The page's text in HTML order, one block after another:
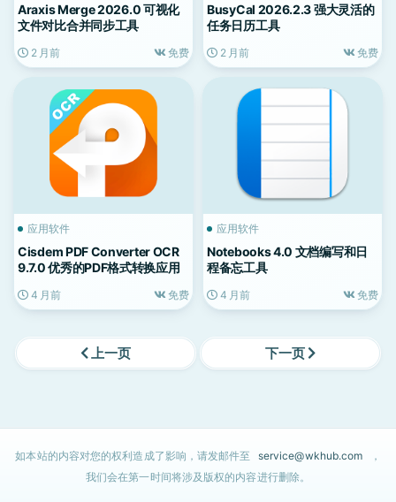
Araxis Merge 2026.0 可视化
文件对比合并同步工具
2 月前 免费
BusyCal 2026.2.3 强大灵活的
任务日历工具
2 月前 免费
应用软件
Cisdem PDF Converter OCR
9.7.0 优秀的PDF格式转换应用
4 月前 免费
应用软件
Notebooks 4.0 文档编写和日
程备忘工具
4 月前 免费
上一页 下一页
如本站的内容对您的权利造成了影响，请发邮件至 service@wkhub.com
，
我们会在第一时间将涉及版权的内容进行删除。